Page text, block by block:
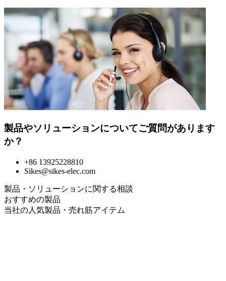
製品やソリューションについてご質問があります
か？
+86 13925228810
Sikes@sikes-elec.com
製品・ソリューションに関する相談
おすすめの製品
当社の人気製品・売れ筋アイテム